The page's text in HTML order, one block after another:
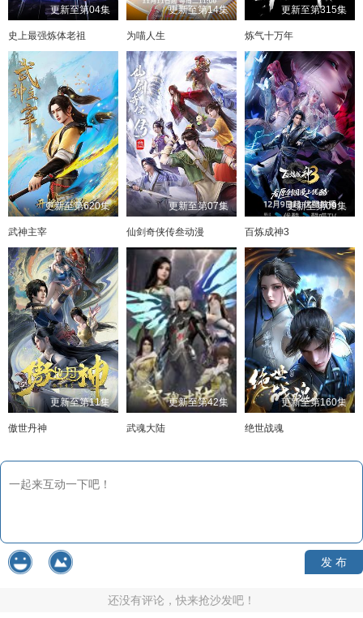
更新至第04集
史上最强炼体老祖
更新至第14集
为喵人生
更新至第315集
炼气十万年
更新至第620集
武神主宰
更新至第07集
仙剑奇侠传叁动漫
更新至第09集
百炼成神3
更新至第11集
傲世丹神
更新至第42集
武魂大陆
更新至第160集
绝世战魂
发 布
还没有评论，快来抢沙发吧！